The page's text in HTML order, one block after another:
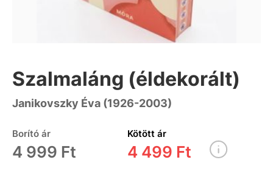
Szalmaláng (éldekorált)
Janikovszky Éva (1926-2003)
Borító ár
4 999 Ft
Kötött ár
4 499 Ft